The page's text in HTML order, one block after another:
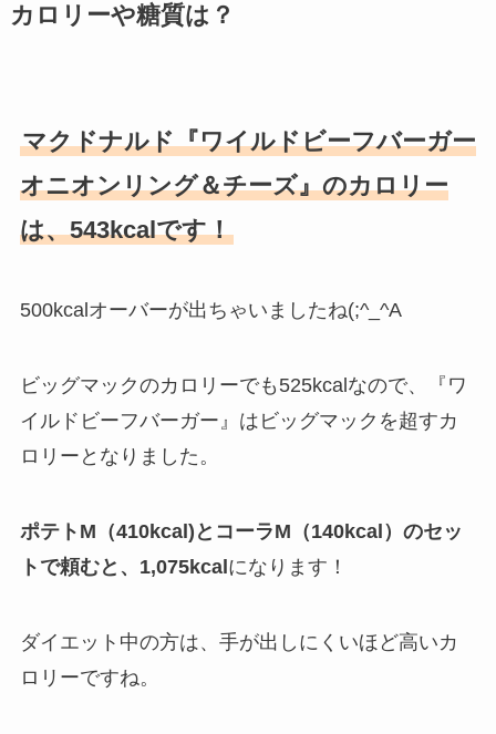
カロリーや糖質は？
マクドナルド『ワイルドビーフバーガー
オニオンリング＆チーズ』のカロリー
は、543kcalです！
500kcalオーバーが出ちゃいましたね(;^_^A
ビッグマックのカロリーでも525kcalなので、『ワ
イルドビーフバーガー』はビッグマックを超すカ
ロリーとなりました。
ポテトM（410kcal)とコーラM（140kcal）のセッ
トで頼むと、1,075kcalになります！
ダイエット中の方は、手が出しにくいほど高いカ
ロリーですね。